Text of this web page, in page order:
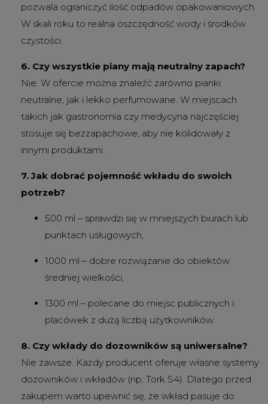
pozwala ograniczyć ilość odpadów opakowaniowych.
W skali roku to realna oszczędność wody i środków
czystości.
6. Czy wszystkie piany mają neutralny zapach?
Nie. W ofercie można znaleźć zarówno pianki
neutralne, jak i lekko perfumowane. W miejscach
takich jak gastronomia czy medycyna najczęściej
stosuje się bezzapachowe, aby nie kolidowały z
innymi produktami.
7. Jak dobrać pojemność wkładu do swoich
potrzeb?
500 ml – sprawdzi się w mniejszych biurach lub
punktach usługowych,
1000 ml – dobre rozwiązanie do obiektów
średniej wielkości,
1300 ml – polecane do miejsc publicznych i
placówek z dużą liczbą użytkowników.
8. Czy wkłady do dozowników są uniwersalne?
Nie zawsze. Każdy producent oferuje własne systemy
dozowników i wkładów (np. Tork S4). Dlatego przed
zakupem warto upewnić się, że wkład pasuje do